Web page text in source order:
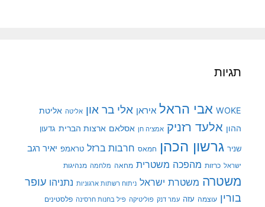
תגיות
WOKE אבי הראל איראן אלי בר און אליטה אליטת
ההון אלעד רזניק אמציה חן אסלאם ארצות הברית גדעון
שניר גרשון הכהן חמאס חרבות ברזל טראמפ יאיר רגב
ישראל כרזות מהפכה משטרית מחאה מלחמה מנהיגות
משטרה משטרת ישראל ניתוח רשתות ארגוניות נתניהו עופר
בורין עוצמה עזה עמר דנק פוליטיקה פיל בחנות חרסינה פלסטינים